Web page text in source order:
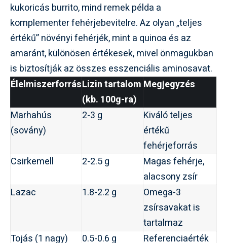
kukoricás burrito, mind remek példa a
komplementer fehérjebevitelre. Az olyan „teljes
értékű” növényi fehérjék, mint a quinoa és az
amaránt, különösen értékesek, mivel önmagukban
is biztosítják az összes esszenciális aminosavat.
ÉlelmiszerforrásLizin tartalom
(kb. 100g-ra)
Megjegyzés
Marhahús
(sovány)
2-3 g
Kiváló teljes
értékű
fehérjeforrás
Csirkemell
2-2.5 g
Magas fehérje,
alacsony zsír
Lazac
1.8-2.2 g
Omega-3
zsírsavakat is
tartalmaz
Tojás (1 nagy)
0.5-0.6 g
Referenciaérték